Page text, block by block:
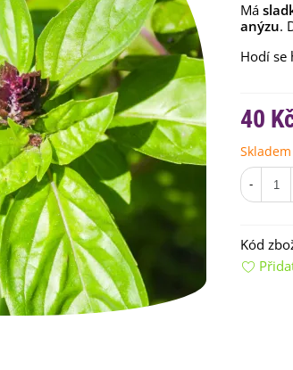
Má
anýzu.
Hodí
40
Skladem
-
Kód